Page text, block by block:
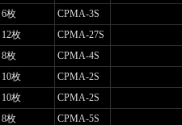
6枚
CPMA-3S
12枚
CPMA-27S
8枚
CPMA-4S
10枚
CPMA-2S
10枚
CPMA-2S
8枚
CPMA-5S